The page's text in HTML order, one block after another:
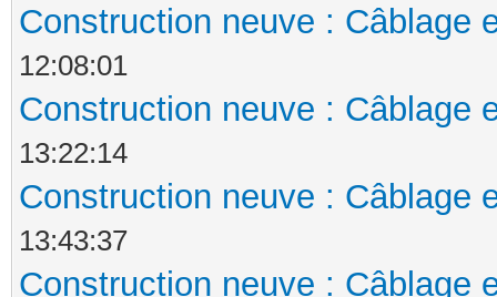
Construction neuve : Câblage
12:08:01
Construction neuve : Câblage
13:22:14
Construction neuve : Câblage
13:43:37
Construction neuve : Câblage